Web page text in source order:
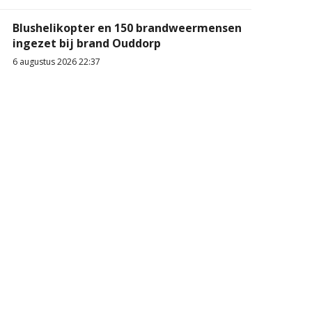
Blushelikopter en 150 brandweermensen
ingezet bij brand Ouddorp
6 augustus 2026 22:37